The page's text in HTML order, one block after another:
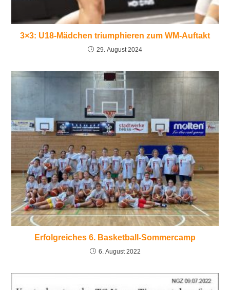
3×3: U18-Mädchen triumphieren zum WM-Auftakt
29. August 2024
Erfolgreiches 6. Basketball-Sommercamp
6. August 2022